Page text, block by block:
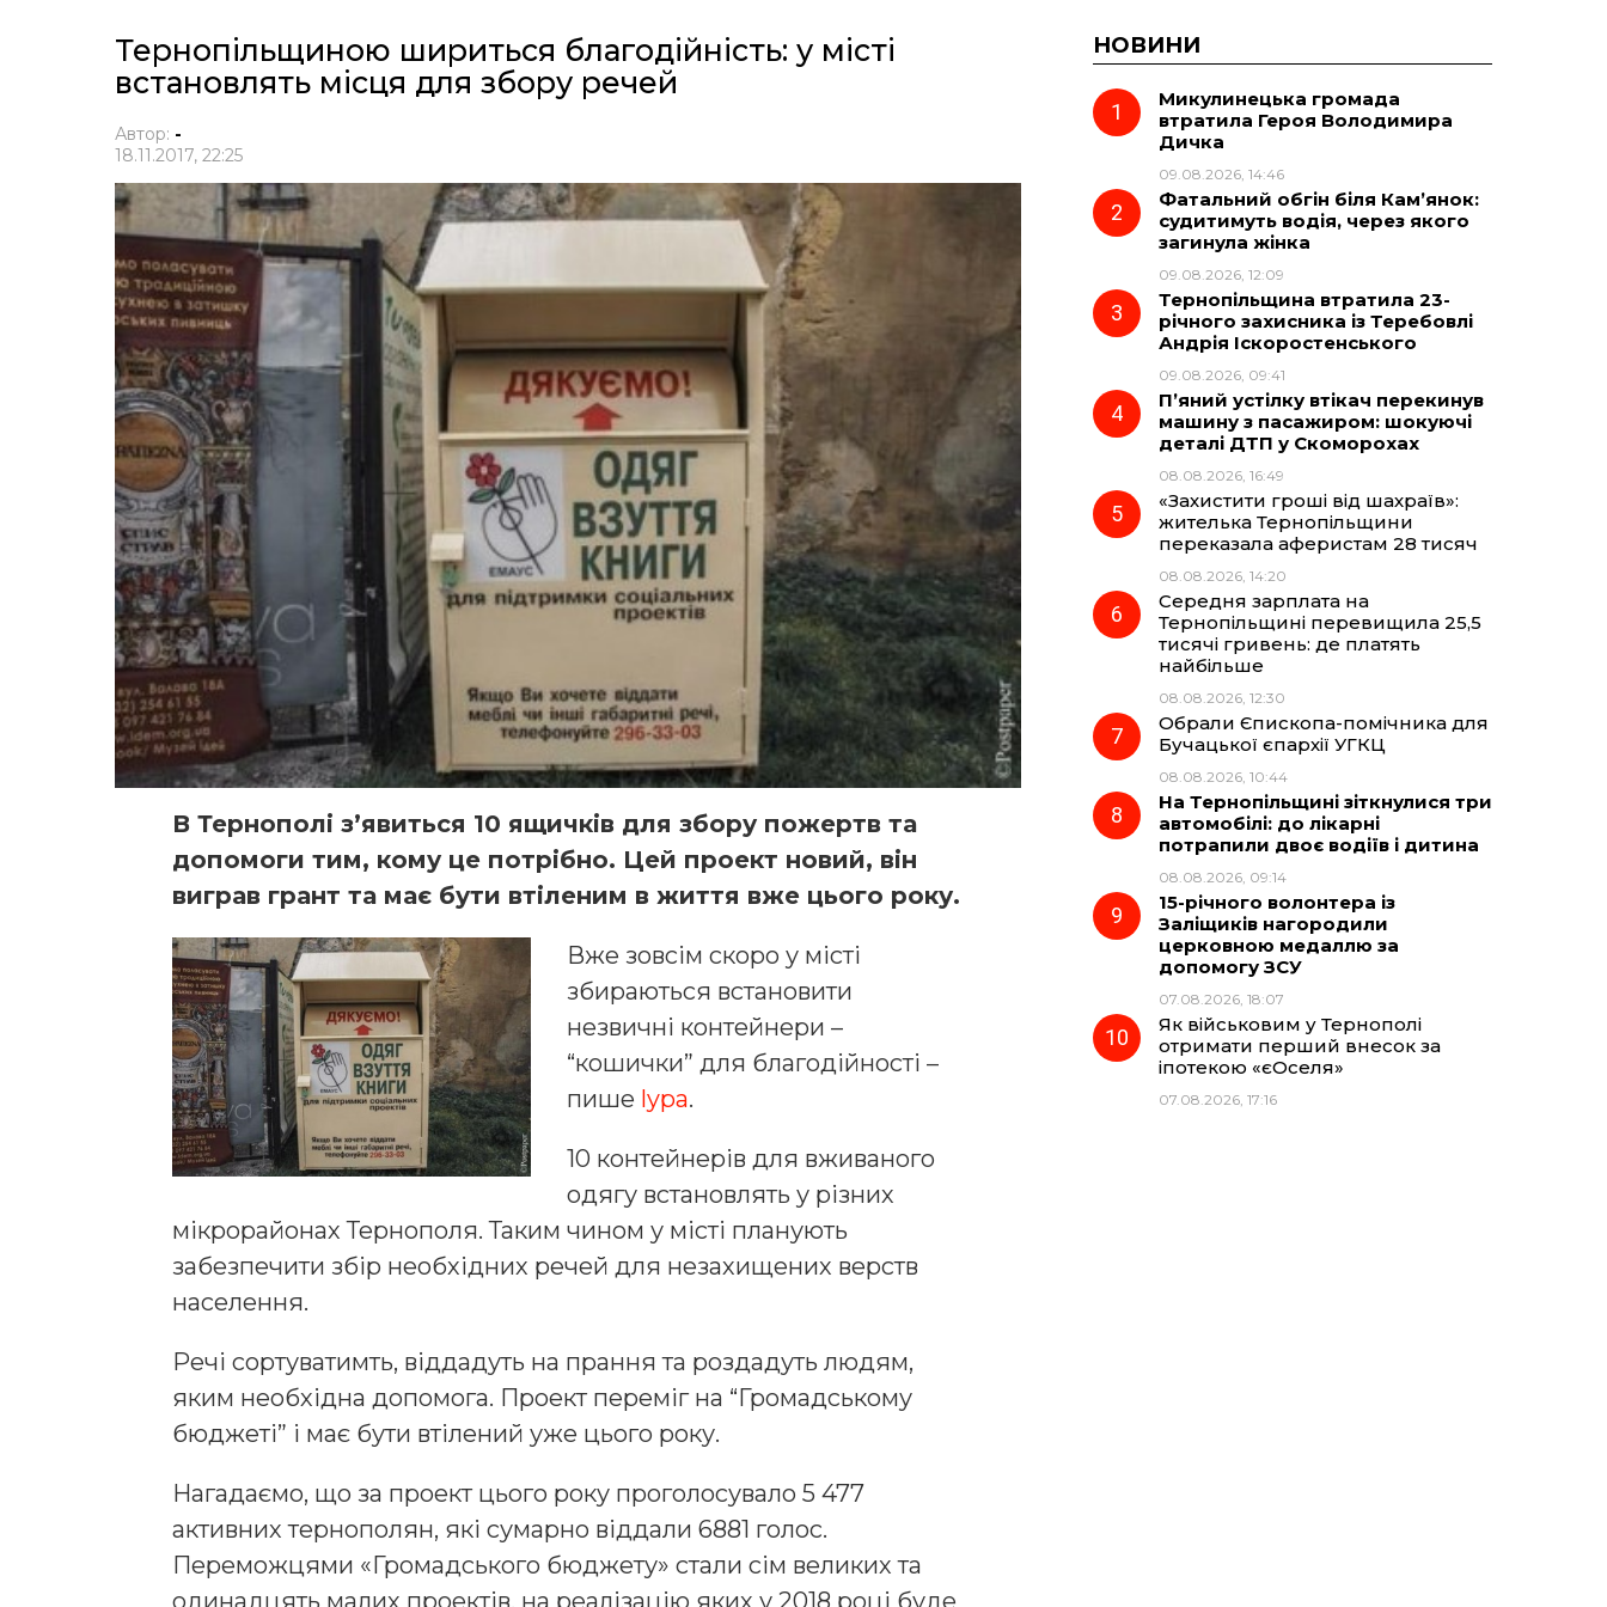
Тернопільщиною шириться благодійність: у місті
встановлять місця для збору речей
Автор: -
18.11.2017, 22:25
В Тернополі з’явиться 10 ящичків для збору пожертв та
допомоги тим, кому це потрібно. Цей проект новий, він
виграв грант та має бути втіленим в життя вже цього року.
Вже зовсім скоро у місті
збираються встановити
незвичні контейнери –
“кошички” для благодійності –
пише lypa.
10 контейнерів для вживаного
одягу встановлять у різних
мікрорайонах Тернополя. Таким чином у місті планують
забезпечити збір необхідних речей для незахищених верств
населення.
Речі сортуватимть, віддадуть на прання та роздадуть людям,
яким необхідна допомога. Проект переміг на “Громадському
бюджеті” і має бути втілений уже цього року.
Нагадаємо, що за проект цього року проголосувало 5 477
активних тернополян, які сумарно віддали 6881 голос.
Переможцями «Громадського бюджету» стали сім великих та
одинадцять малих проектів, на реалізацію яких у 2018 році буде
НОВИНИ
Микулинецька громада
втратила Героя Володимира
Дичка
09.08.2026, 14:46
Фатальний обгін біля Кам’янок:
судитимуть водія, через якого
загинула жінка
09.08.2026, 12:09
Тернопільщина втратила 23-
річного захисника із Теребовлі
Андрія Іскоростенського
09.08.2026, 09:41
П’яний устілку втікач перекинув
машину з пасажиром: шокуючі
деталі ДТП у Скоморохах
08.08.2026, 16:49
«Захистити гроші від шахраїв»:
жителька Тернопільщини
переказала аферистам 28 тисяч
08.08.2026, 14:20
Середня зарплата на
Тернопільщині перевищила 25,5
тисячі гривень: де платять
найбільше
08.08.2026, 12:30
Обрали Єпископа-помічника для
Бучацької єпархії УГКЦ
08.08.2026, 10:44
На Тернопільщині зіткнулися три
автомобілі: до лікарні
потрапили двоє водіїв і дитина
08.08.2026, 09:14
15-річного волонтера із
Заліщиків нагородили
церковною медаллю за
допомогу ЗСУ
07.08.2026, 18:07
Як військовим у Тернополі
отримати перший внесок за
іпотекою «єОселя»
07.08.2026, 17:16